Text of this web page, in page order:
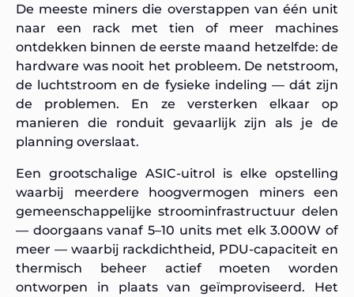
De meeste miners die overstappen van één unit
naar een rack met tien of meer machines
ontdekken binnen de eerste maand hetzelfde: de
hardware was nooit het probleem. De netstroom,
de luchtstroom en de fysieke indeling — dát zijn
de problemen. En ze versterken elkaar op
manieren die ronduit gevaarlijk zijn als je de
planning overslaat.
Een grootschalige ASIC-uitrol is elke opstelling
waarbij meerdere hoogvermogen miners een
gemeenschappelijke stroominfrastructuur delen
— doorgaans vanaf 5–10 units met elk 3.000W of
meer — waarbij rackdichtheid, PDU-capaciteit en
thermisch beheer actief moeten worden
ontworpen in plaats van geïmproviseerd. Het